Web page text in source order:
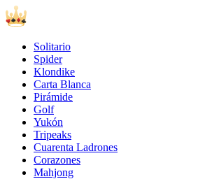
Solitario
Spider
Klondike
Carta Blanca
Pirámide
Golf
Yukón
Tripeaks
Cuarenta Ladrones
Corazones
Mahjong